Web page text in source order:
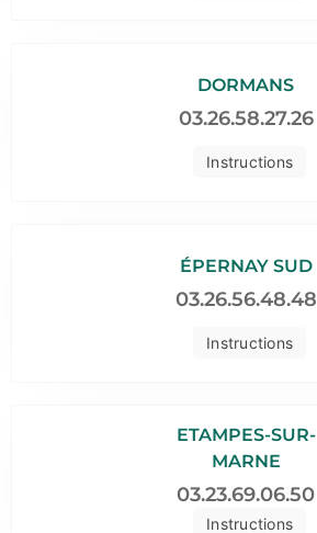
Instructions
DORMANS
03.26.58.27.26
Instructions
ÉPERNAY SUD
03.26.56.48.48
Instructions
ETAMPES-SUR-
MARNE
03.23.69.06.50